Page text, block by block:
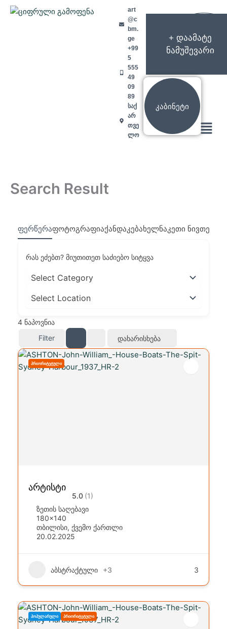
Skip
art
@c
bm.
ge
+99
5
555
49
09
89
საქ
არ
თვე
ლო
+ დაამატე
ნამუშევარი
კაბინეტი
Menu
Search Result
ფერწერაფოტოგრაფიაქანდაკებახელნაკეთი ნივთები
რას ეძებთ? მიუთითეთ საძიებო სიტყვა
4 ნაპოვნია
Filter
Დახარისხება
ᲞᲠᲘᲝᲠᲘᲢᲔᲢᲣᲚᲘ
არტისტი
5.0 (1)
ზეთის საღებავი
180x140
თბილისი, ქვემო ქართლი
20.02.2025
აბსტრაქტული +3 3
ᲞᲝᲞᲣᲚᲐᲠᲣᲚᲘ ᲞᲠᲘᲝᲠᲘᲢᲔᲢᲣᲚᲘ